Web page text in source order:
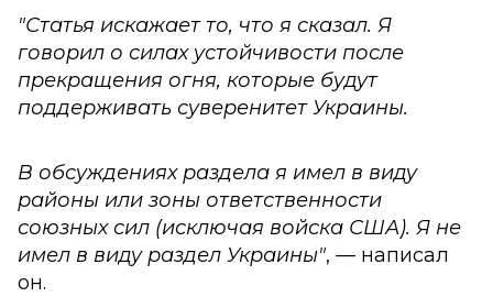
"Статья искажает то, что я сказал. Я
говорил о силах устойчивости после
прекращения огня, которые будут
поддерживать суверенитет Украины.
В обсуждениях раздела я имел в виду
районы или зоны ответственности
союзных сил (исключая войска США). Я не
имел в виду раздел Украины", — написал
он.